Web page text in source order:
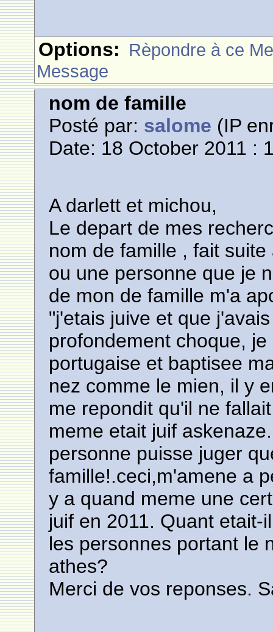
Options: Rèpondre à ce
Message
nom de famille
Posté par: salome (IP
Date: 18 October 2011 :
A darlett et michou,
Le depart de mes
nom de famille , fait
ou une personne que je
de mon de famille m'a
"j'etais juive et que
profondement choque,
portugaise et baptisee
nez comme le mien, il y
me repondit qu'il ne
meme etait juif
personne puisse juger
famille!.ceci,m'amene a
y a quand meme une
juif en 2011. Quant
les personnes portant le
athes?
Merci de vos reponses.